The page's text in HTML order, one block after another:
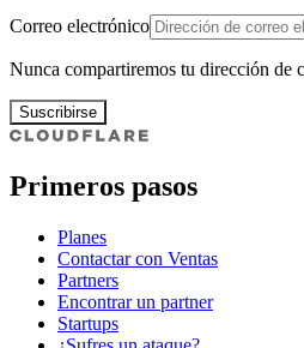
Correo electrónico
Nunca compartiremos tu dirección de
Suscribirse
Primeros pasos
Planes
Contactar con Ventas
Partners
Encontrar un partner
Startups